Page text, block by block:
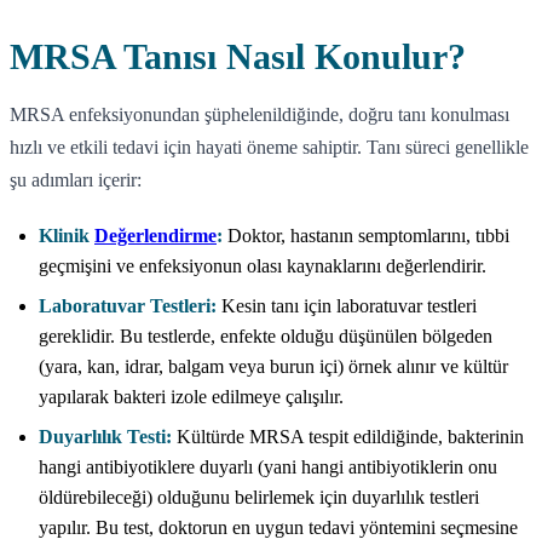
MRSA Tanısı Nasıl Konulur?
MRSA enfeksiyonundan şüphelenildiğinde, doğru tanı konulması
hızlı ve etkili tedavi için hayati öneme sahiptir. Tanı süreci genellikle
şu adımları içerir:
Klinik Değerlendirme: Doktor, hastanın semptomlarını, tıbbi
geçmişini ve enfeksiyonun olası kaynaklarını değerlendirir.
Laboratuvar Testleri: Kesin tanı için laboratuvar testleri
gereklidir. Bu testlerde, enfekte olduğu düşünülen bölgeden
(yara, kan, idrar, balgam veya burun içi) örnek alınır ve kültür
yapılarak bakteri izole edilmeye çalışılır.
Duyarlılık Testi: Kültürde MRSA tespit edildiğinde, bakterinin
hangi antibiyotiklere duyarlı (yani hangi antibiyotiklerin onu
öldürebileceği) olduğunu belirlemek için duyarlılık testleri
yapılır. Bu test, doktorun en uygun tedavi yöntemini seçmesine